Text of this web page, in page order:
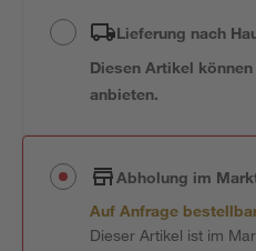
Lieferung nach
Diesen Artikel
anbieten.
Abholung im
Auf Anfrage
Dieser Artikel ist im